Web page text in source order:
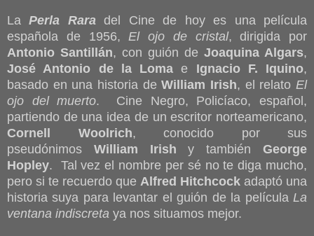
LaPerla Raradel Cine de hoy es una película
española de 1956, El ojo de cristal, dirigida por
Antonio Santillán, con guión de Joaquina Algars,
José Antonio de la Loma e Ignacio F. Iquino,
basado en una historia deWilliam Irish, el relato El
ojo del muerto. Cine Negro, Policíaco, español,
partiendo de una idea de un escritor norteamericano,
Cornell Woolrich, conocido por sus
pseudónimos William Irish y tambiénGeorge
Hopley. Tal vez el nombre per sé no te diga mucho,
pero si te recuerdo que Alfred Hitchcock adaptó una
historia suya para levantar el guión de la película La
ventana indiscreta ya nos situamos mejor.